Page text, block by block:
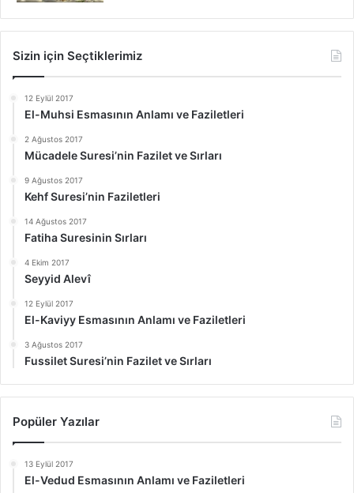
Sizin için Seçtiklerimiz
12 Eylül 2017
El-Muhsi Esmasının Anlamı ve Faziletleri
2 Ağustos 2017
Mücadele Suresi’nin Fazilet ve Sırları
9 Ağustos 2017
Kehf Suresi’nin Faziletleri
14 Ağustos 2017
Fatiha Suresinin Sırları
4 Ekim 2017
Seyyid Alevî
12 Eylül 2017
El-Kaviyy Esmasının Anlamı ve Faziletleri
3 Ağustos 2017
Fussilet Suresi’nin Fazilet ve Sırları
Popüler Yazılar
13 Eylül 2017
El-Vedud Esmasının Anlamı ve Faziletleri